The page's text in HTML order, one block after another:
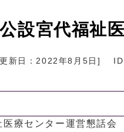
設宮代福祉
新日：2022年8月5日 ]
療センター運営懇話会